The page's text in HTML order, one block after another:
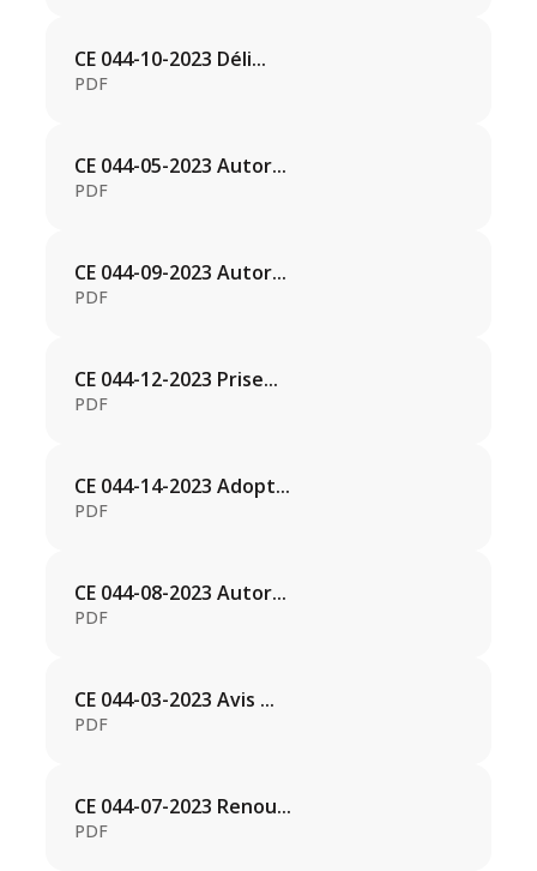
CE 044-10-2023 Déli...
PDF
CE 044-05-2023 Autor...
PDF
CE 044-09-2023 Autor...
PDF
CE 044-12-2023 Prise...
PDF
CE 044-14-2023 Adopt...
PDF
CE 044-08-2023 Autor...
PDF
CE 044-03-2023 Avis ...
PDF
CE 044-07-2023 Renou...
PDF